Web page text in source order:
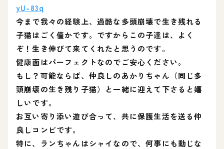
yU-83q
今まで我々の経験上、過酷な多頭崩壊で生き残れる
子猫はごく僅かです。ですからこの子達は、よく
ぞ！生き伸びて来てくれたと思うのです。
健康面はパーフェクトなのでご安心ください。
もし？可能ならば、仲良しのあかりちゃん（同じ多
頭崩壊の生き残り子猫）と一緒に迎えて下さると嬉
しいです。
お互い寄り添い遊び合って、共に保護生活を送る仲
良しコンビです。
特に、ランちゃんはシャイなので、何事にも動じな